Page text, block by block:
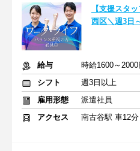
【支援スタ
西区＼週3日
給与
時給1600～
シフト
週3日以上
雇用形態
派遣社員
アクセス
南古谷駅 車12分